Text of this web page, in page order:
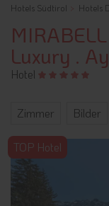
Hotels Südtirol Hotels
Luxury .
Hotel
Zimmer Bilder
TOP Hotel